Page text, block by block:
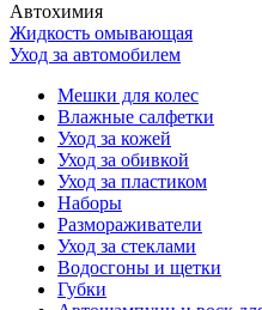
Автохимия
Жидкость омывающая
Уход за автомобилем
Мешки для колес
Влажные салфетки
Уход за кожей
Уход за обивкой
Уход за пластиком
Наборы
Размораживатели
Уход за стеклами
Водосгоны и щетки
Губки